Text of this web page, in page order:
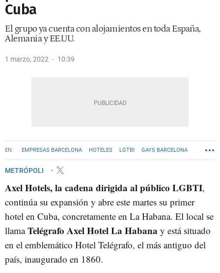
Cuba
El grupo ya cuenta con alojamientos en toda España,
Alemania y EE.UU.
1 marzo, 2022 10:39
EMPRESAS BARCELONA HOTELES LGTBI GAYS BARCELONA
TURISTAS
METRÓPOLI
Axel Hotels, la cadena dirigida al público LGBTI,
continúa su expansión y abre este martes su primer
hotel en Cuba, concretamente en La Habana. El local se
llamaTelégrafo Axel Hotel La Habana y está situado
en el emblemático Hotel Telégrafo, el más antiguo del
país, inaugurado en 1860.